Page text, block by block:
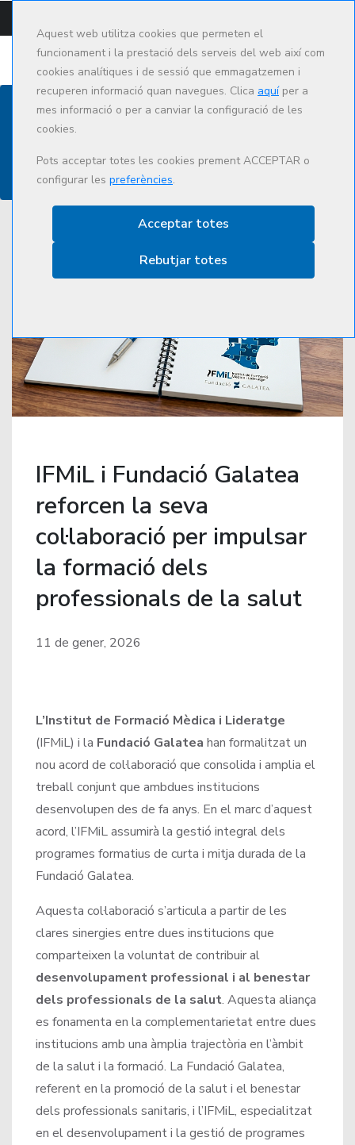
Aquest web utilitza cookies que permeten el
funcionament i la prestació dels serveis del web així com
cookies analítiques i de sessió que emmagatzemen i
recuperen informació quan navegues. Clica aquíper a
mes informació o per a canviar la configuració de les
cookies.
Pots acceptar totes les cookies prement ACCEPTAR o
configurar les preferències.
Acceptar totes
Rebutjar totes
Actualitat
IFMiL i Fundació Galatea
reforcen la seva
col·laboració per impulsar
la formació dels
professionals de la salut
11 de gener, 2026
L’Institut de Formació Mèdica i Lideratge
(IFMiL) i la Fundació Galatea han formalitzat un
nou acord de col·laboració que consolida i amplia el
treball conjunt que ambdues institucions
desenvolupen des de fa anys. En el marc d’aquest
acord, l’IFMiL assumirà la gestió integral dels
programes formatius de curta i mitja durada de la
Fundació Galatea.
Aquesta col·laboració s’articula a partir de les
clares sinergies entre dues institucions que
comparteixen la voluntat de contribuir al
desenvolupament professional i al benestar
dels professionals de la salut. Aquesta aliança
es fonamenta en la complementarietat entre dues
institucions amb una àmplia trajectòria en l’àmbit
de la salut i la formació. La Fundació Galatea,
referent en la promoció de la salut i el benestar
dels professionals sanitaris, i l’IFMiL, especialitzat
en el desenvolupament i la gestió de programes